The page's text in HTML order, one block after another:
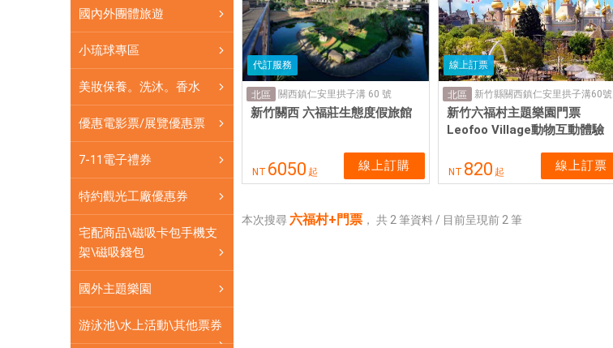
市，
券
可
即
買
國內外團體旅遊
小琉球專區
美妝保養。洗沐。香水
優惠電影票/展覽優惠票
7-11電子禮券
特約觀光工廠優惠券
宅配商品\磁吸卡包手機支
架\磁吸錢包
國外主題樂園
游泳池\水上活動\其他票券
代訂服務
北區 關西鎮仁安里拱子溝 60 號
新竹關西 六福莊生態度假旅館
NT 6050 起 線上訂購
線上訂票
北區 新竹縣關西鎮仁安里拱子溝60號
新竹六福村主題樂園門票
Leofoo Village動物互動體驗
NT 820 起 線上訂票
本次搜尋 六福村+門票 ， 共 2 筆資料 / 目前呈現前 2 筆